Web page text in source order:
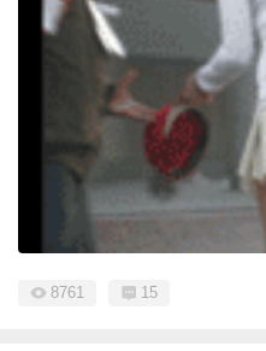
8761 15